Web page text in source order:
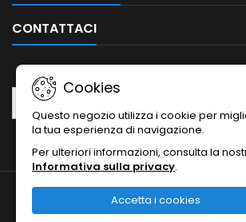
CONTATTACI
Cookies
Questo negozio utilizza i cookie per
la tua esperienza di navigazione.
Per ulteriori informazioni, consulta la
Informativa sulla privacy.
Accetta i cookies
NEWSLETTER
© Copyright 2010-2026 Ristodesk : tutti i
Ristodesk di Pasquale Di Carluccio | via
84088- Siano (SA) | P.IVA 04793260656 e C.F.